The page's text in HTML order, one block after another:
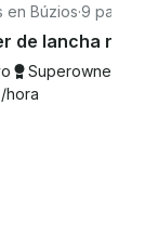
en Búzios·9 pasajeros
Superowner
/hora